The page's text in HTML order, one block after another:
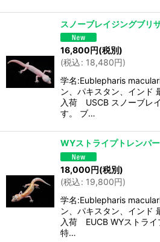
スノーブレイジングブリ
16,800円(税別)
(税込: 18,480円)
学名:Eublepharis
ン、パキスタン、インド
入荷 USCB スノーブレ
す。 ブ…
WYストライプトレンパ
18,000円(税別)
(税込: 19,800円)
学名:Eublepharis
ン、パキスタン、インド
入荷 EUCB WYストライ
特…